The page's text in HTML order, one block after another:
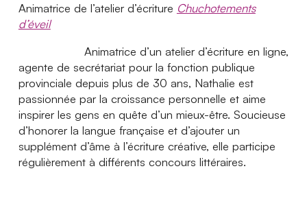
Animatrice de l’atelier d’écriture Chuchotements
d’éveil
Animatrice d’un atelier d’écriture en ligne,
agente de secrétariat pour la fonction publique
provinciale depuis plus de 30 ans, Nathalie est
passionnée par la croissance personnelle et aime
inspirer les gens en quête d’un mieux-être. Soucieuse
d’honorer la langue française et d’ajouter un
supplément d’âme à l’écriture créative, elle participe
régulièrement à différents concours littéraires.